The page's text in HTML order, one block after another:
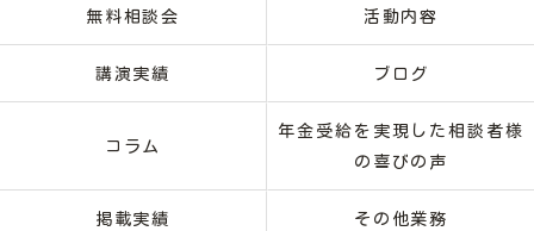
無料相談会 活動内容
講演実績 ブログ
コラム
年金受給を実現した相談者様
の喜びの声
掲載実績 その他業務